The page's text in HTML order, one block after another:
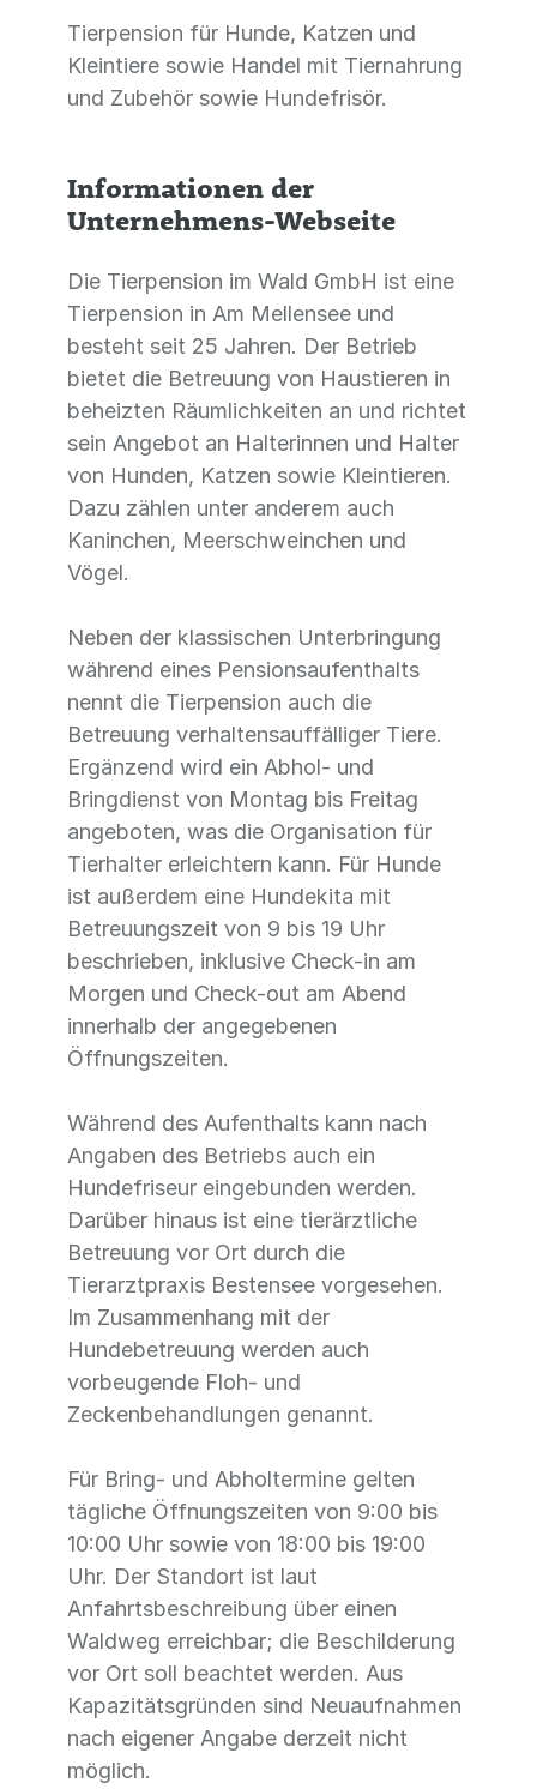
Tierpension für Hunde, Katzen und
Kleintiere sowie Handel mit Tiernahrung
und Zubehör sowie Hundefrisör.
Informationen der
Unternehmens-Webseite
Die Tierpension im Wald GmbH ist eine
Tierpension in Am Mellensee und
besteht seit 25 Jahren. Der Betrieb
bietet die Betreuung von Haustieren in
beheizten Räumlichkeiten an und richtet
sein Angebot an Halterinnen und Halter
von Hunden, Katzen sowie Kleintieren.
Dazu zählen unter anderem auch
Kaninchen, Meerschweinchen und
Vögel.
Neben der klassischen Unterbringung
während eines Pensionsaufenthalts
nennt die Tierpension auch die
Betreuung verhaltensauffälliger Tiere.
Ergänzend wird ein Abhol- und
Bringdienst von Montag bis Freitag
angeboten, was die Organisation für
Tierhalter erleichtern kann. Für Hunde
ist außerdem eine Hundekita mit
Betreuungszeit von 9 bis 19 Uhr
beschrieben, inklusive Check-in am
Morgen und Check-out am Abend
innerhalb der angegebenen
Öffnungszeiten.
Während des Aufenthalts kann nach
Angaben des Betriebs auch ein
Hundefriseur eingebunden werden.
Darüber hinaus ist eine tierärztliche
Betreuung vor Ort durch die
Tierarztpraxis Bestensee vorgesehen.
Im Zusammenhang mit der
Hundebetreuung werden auch
vorbeugende Floh- und
Zeckenbehandlungen genannt.
Für Bring- und Abholtermine gelten
tägliche Öffnungszeiten von 9:00 bis
10:00 Uhr sowie von 18:00 bis 19:00
Uhr. Der Standort ist laut
Anfahrtsbeschreibung über einen
Waldweg erreichbar; die Beschilderung
vor Ort soll beachtet werden. Aus
Kapazitätsgründen sind Neuaufnahmen
nach eigener Angabe derzeit nicht
möglich.